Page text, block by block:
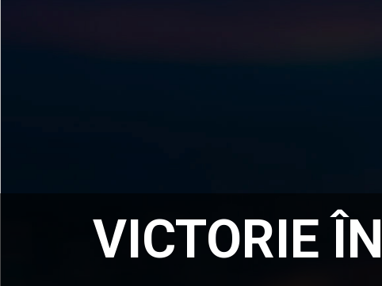
VICTORIE